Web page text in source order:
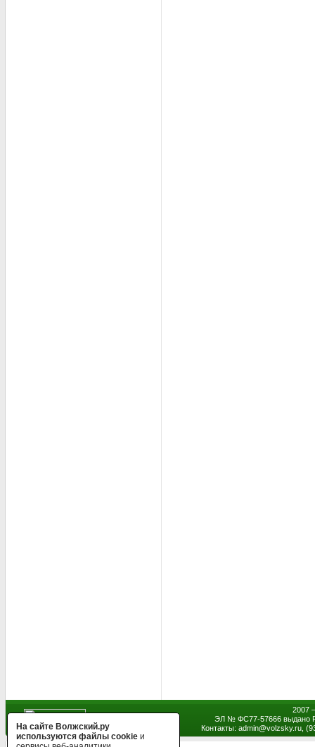
2007
ЭЛ № ФС77-57666 выдано
Контакты: admin@volzsky.ru,
На сайте Волжский.ру
используются файлы cookie и